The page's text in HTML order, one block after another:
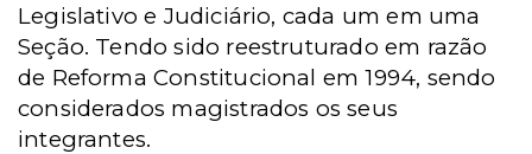
Legislativo e Judiciário, cada umem uma
Seção. Tendo sido reestruturado em razão
de Reforma Constitucional em 1994, sendo
considerados magistrados os seus
integrantes.